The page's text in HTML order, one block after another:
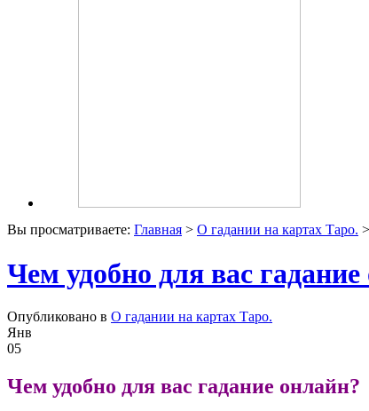
Вы просматриваете: Главная > О гадании на картах Таро.
Чем удобно для вас
Опубликовано в О гадании на картах Таро.
Янв
05
Чем удобно для вас гадание онлайн?